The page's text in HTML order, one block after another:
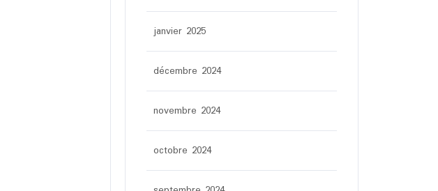
janvier 2025
décembre 2024
novembre 2024
octobre 2024